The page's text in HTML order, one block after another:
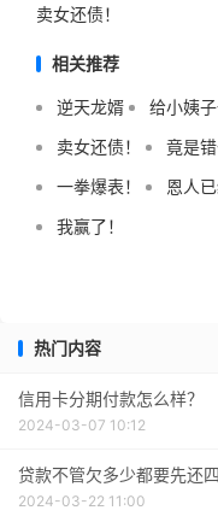
卖女还债！
相关推荐
逆天龙婿 给小姨子
卖女还债！
竟是错
一拳爆表！
恩人
我赢了！
热门内容
信用卡分期付款怎么样？
2024-03-07 10:12
贷款不管欠多少都要先还
2024-03-22 11:00